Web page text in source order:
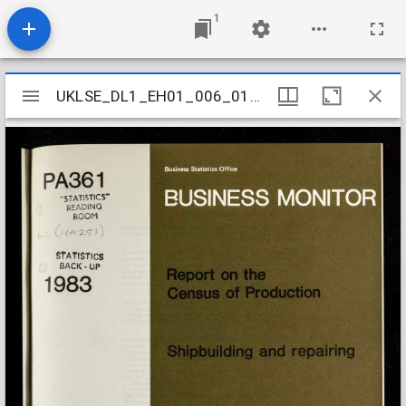
1
Mirador
viewer
UKLSE_DL1_EH01_006_013_0057
UKLSE_DL1_EH01_006_013_0057